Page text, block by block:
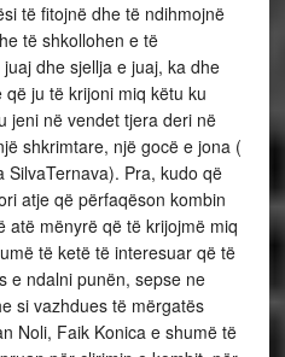
të fitojnë dhe të ndihmojnë
të shkollohen e të
dhe sjellja e juaj, ka dhe
ju të krijoni miq këtu ku
jeni në vendet tjera deri në
shkrimtare, një gocë e jona (
Pra, kudo që
atje që përfaqëson kombin
atë mënyrë që të krijojmë miq
të ketë të interesuar që të
e ndalni punën, sepse ne
si vazhdues të mërgatës
Noli, Faik Konica e shumë të